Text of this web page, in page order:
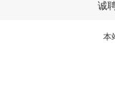
诚
本